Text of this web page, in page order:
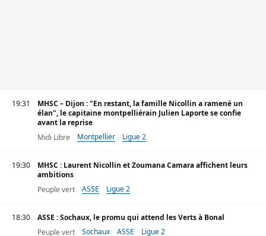
19:31
MHSC – Dijon : "En restant, la famille Nicollin a ramené un
élan", le capitaine montpelliérain Julien Laporte se confie
avant la reprise
Midi Libre
Montpellier Ligue 2
19:30
MHSC : Laurent Nicollin et Zoumana Camara affichent leurs
ambitions
Peuple vert
ASSE Ligue 2
18:30
ASSE : Sochaux, le promu qui attend les Verts à Bonal
Peuple vert
Sochaux ASSE Ligue 2